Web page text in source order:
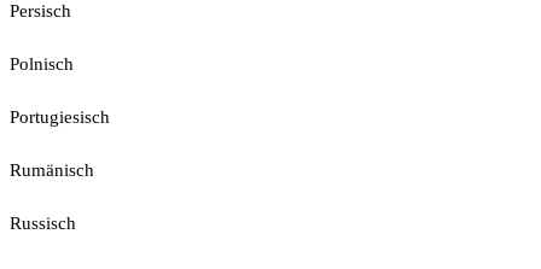
Persisch
Polnisch
Portugiesisch
Rumänisch
Russisch